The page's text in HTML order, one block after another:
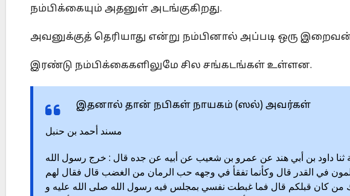
நம்பிக்கையும் அதனுள் அடங்குகிறது.
அவனுக்குத் தெரியாது என்று நம்பினால் அப்படி ஒரு
இரண்டு நம்பிக்கைகளிலுமே சில சங்கடங்கள் உள்ளன.
இதனால் தான் நபிகள் நாயகம் (ஸல்) அவர்கள்
مسند أحمد بن حنبل
معاوية ثنا داود بن أبي هند عن عمرو بن شعيب عن أبيه عن جده قال : خرج رسول الله
في القدر قال وكأنما تفقأ في وجهه حب الرمان من الغضب قال فقال لهم
من كان قبلكم قال فما غبطت نفسي بمجلس فيه رسول الله صلى الله عليه و